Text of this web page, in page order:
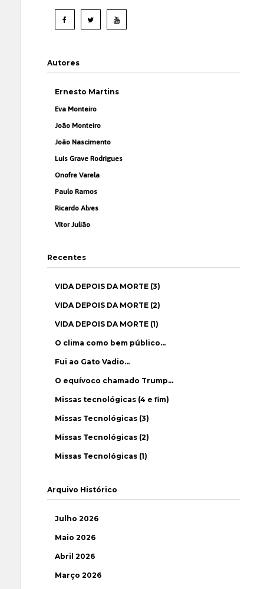
Autores
Ernesto Martins
Eva Monteiro
João Monteiro
João Nascimento
Luís Grave Rodrigues
Onofre Varela
Paulo Ramos
Ricardo Alves
Vítor Julião
Recentes
VIDA DEPOIS DA MORTE (3)
VIDA DEPOIS DA MORTE (2)
VIDA DEPOIS DA MORTE (1)
O clima como bem público…
Fui ao Gato Vadio…
O equívoco chamado Trump…
Missas tecnológicas (4 e fim)
Missas Tecnológicas (3)
Missas Tecnológicas (2)
Missas Tecnológicas (1)
Arquivo Histórico
Julho 2026
Maio 2026
Abril 2026
Março 2026